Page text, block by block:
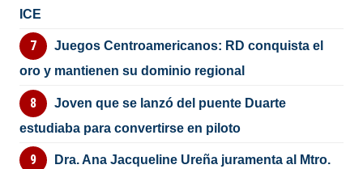
ICE
Juegos Centroamericanos: RD conquista el
oro y mantienen su dominio regional
Joven que se lanzó del puente Duarte
estudiaba para convertirse en piloto
Dra. Ana Jacqueline Ureña juramenta al Mtro.